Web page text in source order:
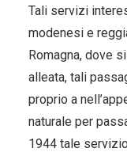
Tali servizi
modenesi e
Romagna, dove
alleata, tali
proprio a
naturale per
1944 tale